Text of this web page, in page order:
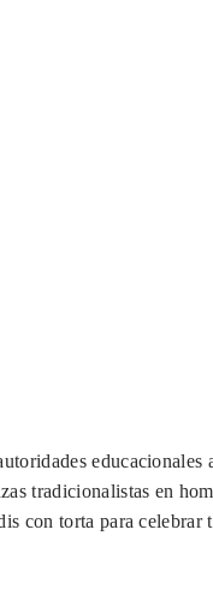
educacionales
tradicionalistas en
con torta para celebrar